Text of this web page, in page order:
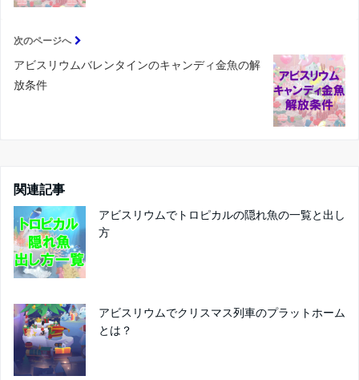
次のページへ
アビスリウムバレンタインのキャンディ金魚の解
放条件
関連記事
アビスリウムでトロピカルの隠れ魚の一覧と出し
方
アビスリウムでクリスマス列車のプラットホーム
とは？